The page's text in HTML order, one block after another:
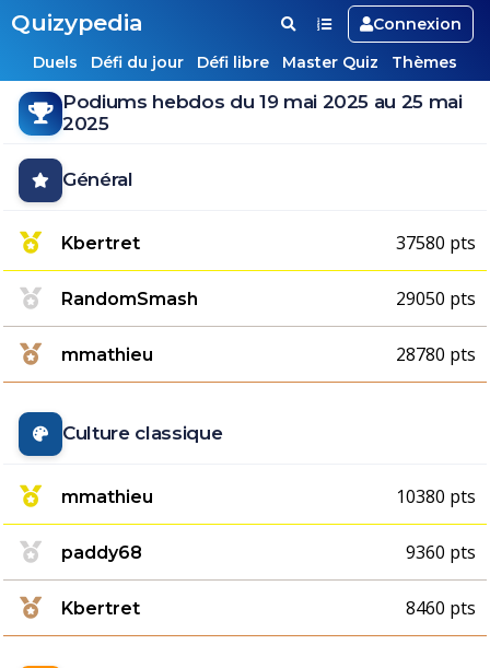
Quizypedia
Connexion
Duels
Défi du jour Défi libre Master Quiz Thèmes
Podiums hebdos du 19 mai 2025 au 25 mai
2025
Général
Kbertret 37580 pts
RandomSmash 29050 pts
mmathieu 28780 pts
Culture classique
mmathieu 10380 pts
paddy68 9360 pts
Kbertret 8460 pts